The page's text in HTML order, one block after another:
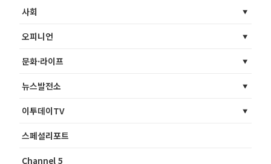
사회
오피니언
문화·라이프
뉴스발전소
이투데이TV
스페셜리포트
Channel 5